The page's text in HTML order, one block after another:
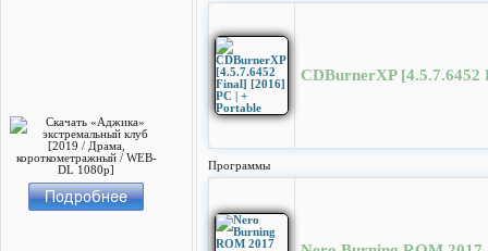
CDBurnerXP
Программы